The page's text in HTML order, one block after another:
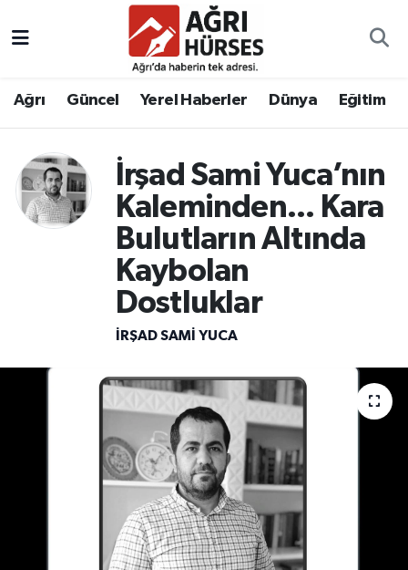
Ağrı Güncel Yerel Haberler Dünya Eğitim
İrşad Sami Yuca’nın
Kaleminden... Kara
Bulutların Altında
Kaybolan
Dostluklar
İRŞAD SAMI YUCA
Hava Durumu
Süper Lig Puan Durumu ve Fikstür
Tüm Manşetler
Son Dakika Haberleri
Haber Arşivi